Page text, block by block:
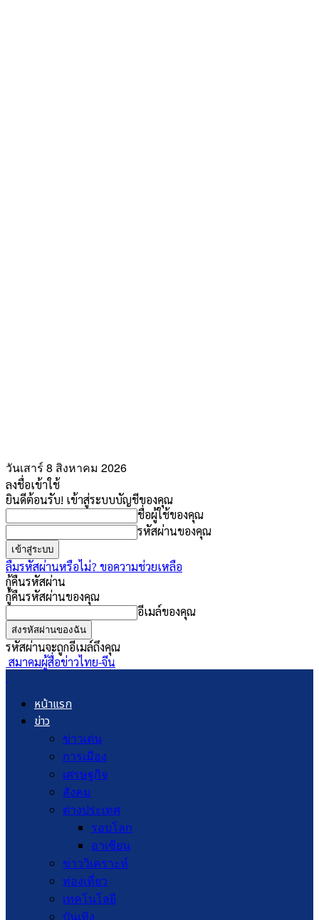
วันเสาร์ 8 สิงหาคม 2026
ลงชื่อเข้าใช้
ยินดีต้อนรับ! เข้าสู่ระบบบัญชีของคุณ
ชื่อผู้ใช้ของคุณ
รหัสผ่านของคุณ
ลืมรหัสผ่านหรือไม่? ขอความช่วยเหลือ
กู้คืนรหัสผ่าน
กู้คืนรหัสผ่านของคุณ
อีเมล์ของคุณ
รหัสผ่านจะถูกอีเมล์ถึงคุณ
สมาคมผู้สื่อข่าวไทย-จีน
หน้าแรก
ข่าว
ข่าวเด่น
การเมือง
เศรษฐกิจ
สังคม
ต่างประเทศ
รอบโลก
อาเซียน
ข่าววิเคราะห์
ท่องเที่ยว
เทคโนโลยี
บันเทิง